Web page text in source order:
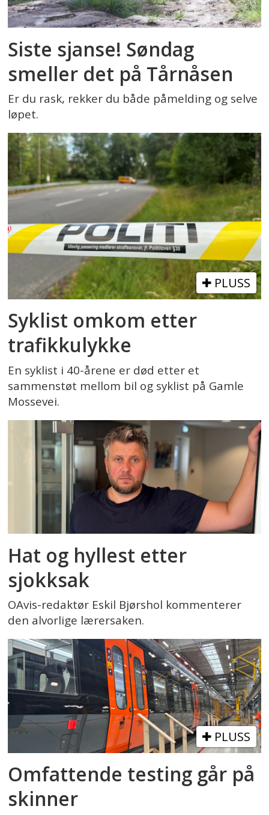
Siste sjanse! Søndag
smeller det på Tårnåsen
Er du rask, rekker du både påmelding og selve
løpet.
PLUSS
Syklist omkom etter
trafikkulykke
En syklist i 40-årene er død etter et
sammenstøt mellom bil og syklist på Gamle
Mossevei.
Hat og hyllest etter
sjokksak
OAvis-redaktør Eskil Bjørshol kommenterer
den alvorlige lærersaken.
PLUSS
Omfattende testing går på
skinner